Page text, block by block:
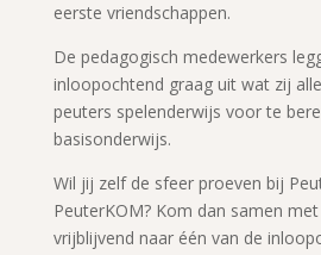
eerste vriendschappen.
De pedagogisch medewerkers
inloopochtend graag uit wat zij
peuters spelenderwijs voor te
basisonderwijs.
Wil jij zelf de sfeer proeven bij
PeuterKOM? Kom dan samen
vrijblijvend naar één van de